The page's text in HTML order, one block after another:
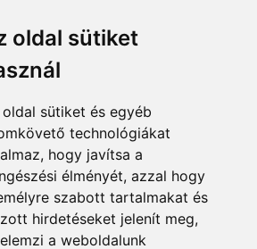
oldal sütiket
sütiket és egyéb
technológiákat
hogy javítsa a
élményét, azzal hogy
szabott tartalmakat és
hirdetéseket jelenít meg,
a weboldalunk
a következő összeg felett: 80 EUR
és visszaküldés
belül bármikor visszaküldheti vagy
Trees.org-ot
ültetünk egy fát! Bővebben